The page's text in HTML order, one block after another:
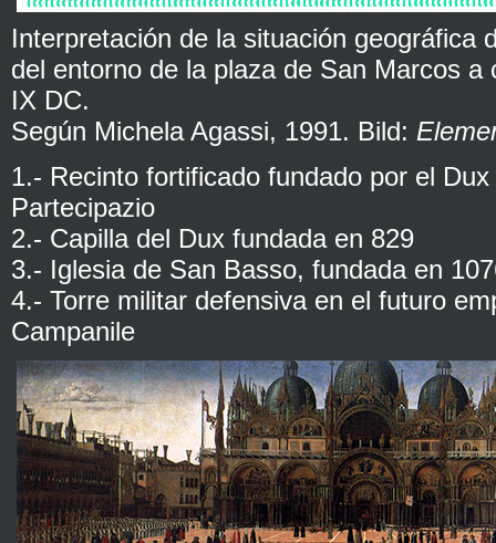
Interpretación de la situación geográfica
del entorno de la plaza de San Marcos a
IX DC.
Según Michela Agassi, 1991. Bild:
1.- Recinto fortificado fundado por el Dux
Partecipazio
2.- Capilla del Dux fundada en 829
3.- Iglesia de San Basso, fundada en
4.- Torre militar defensiva en el futuro
Campanile